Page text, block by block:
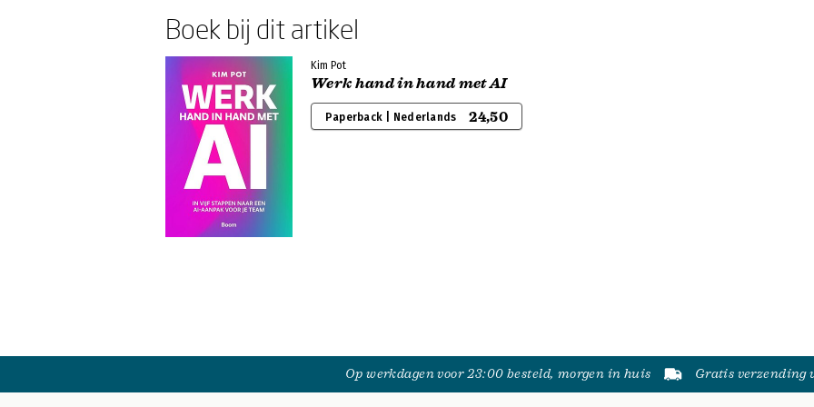
Boek bij dit artikel
Kim Pot
Werk hand in hand met AI
Paperback | Nederlands 24,50
Op werkdagen voor 23:00 besteld, morgen in huis Gratis verzending